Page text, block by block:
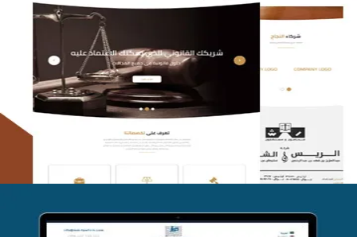
الريس والشعلان للمحاماة
التفاصيل